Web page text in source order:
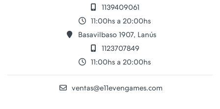
1139409061
11:00hs a 20:00hs
Basavilbaso 1907, Lanús
1123707849
11:00hs a 20:00hs
ventas@e11evengames.com